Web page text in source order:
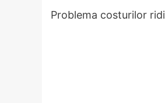
Problema costurilor